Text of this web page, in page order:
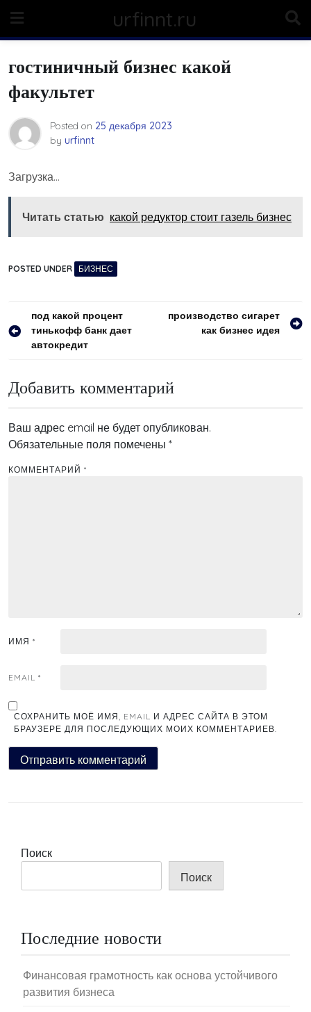
content
urfinnt.ru
гостиничный бизнес какой
факультет
Posted on 25 декабря 2023
by urfinnt
Загрузка…
Читать статью какой редуктор стоит газель бизнес
POSTED UNDER БИЗНЕС
Навигация
по
под какой процент
тинькофф банк дает
автокредит
производство сигарет
как бизнес идея
Добавить комментарий
Ваш адрес email не будет опубликован.
Обязательные поля помечены *
КОММЕНТАРИЙ *
ИМЯ *
EMAIL *
СОХРАНИТЬ МОЁ ИМЯ, EMAIL И АДРЕС САЙТА В ЭТОМ
БРАУЗЕРЕ ДЛЯ ПОСЛЕДУЮЩИХ МОИХ КОММЕНТАРИЕВ.
Поиск
Поиск
Последние новости
Финансовая грамотность как основа устойчивого
развития бизнеса